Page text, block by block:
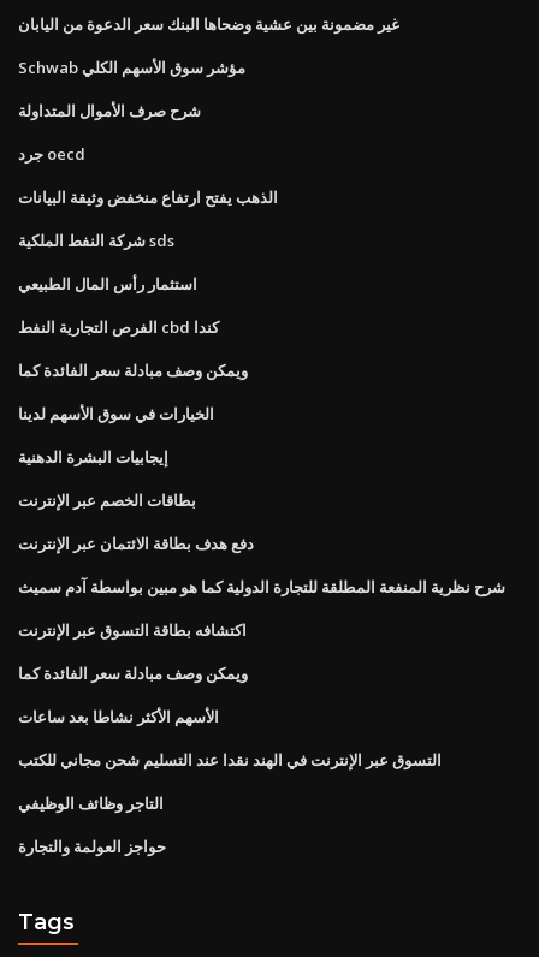
غير مضمونة بين عشية وضحاها البنك سعر الدعوة من اليابان
Schwab مؤشر سوق الأسهم الكلي
شرح صرف الأموال المتداولة
جرد oecd
الذهب يفتح ارتفاع منخفض وثيقة البيانات
شركة النفط الملكية sds
استثمار رأس المال الطبيعي
الفرص التجارية النفط cbd كندا
ويمكن وصف مبادلة سعر الفائدة كما
الخيارات في سوق الأسهم لدينا
إيجابيات البشرة الدهنية
بطاقات الخصم عبر الإنترنت
دفع هدف بطاقة الائتمان عبر الإنترنت
شرح نظرية المنفعة المطلقة للتجارة الدولية كما هو مبين بواسطة آدم سميث
اكتشافه بطاقة التسوق عبر الإنترنت
ويمكن وصف مبادلة سعر الفائدة كما
الأسهم الأكثر نشاطا بعد ساعات
التسوق عبر الإنترنت في الهند نقدا عند التسليم شحن مجاني للكتب
التاجر وظائف الوظيفي
حواجز العولمة والتجارة
Tags